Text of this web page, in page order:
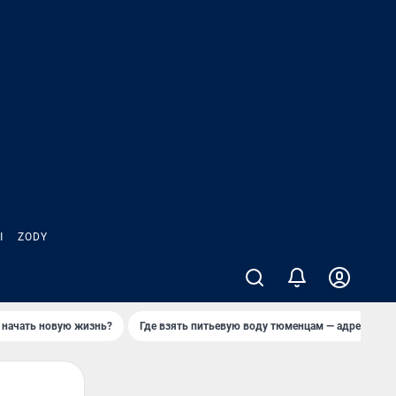
ZODY
начать новую жизнь? Где взять питьевую воду тюменцам — адреса